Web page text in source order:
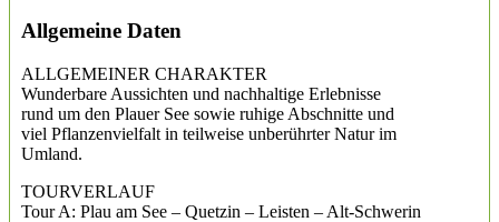
Allgemeine Daten
ALLGEMEINER CHARAKTER
Wunderbare Aussichten und nachhaltige Erlebnisse
rund um den Plauer See sowie ruhige Abschnitte und
viel Pflanzenvielfalt in teilweise unberührter Natur im
Umland.
TOURVERLAUF
Tour A: Plau am See – Quetzin – Leisten – Alt-Schwerin